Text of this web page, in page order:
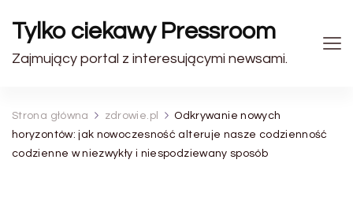
Tylko ciekawy Pressroom
Zajmujący portal z interesującymi newsami.
Strona główna zdrowie.pl
Odkrywanie nowych
horyzontów: jak nowoczesność alteruje nasze codzienność
codzienne w niezwykły i niespodziewany sposób